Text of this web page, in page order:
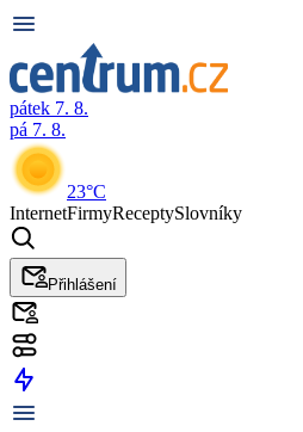
pátek 7. 8.
pá 7. 8.
23°C
InternetFirmyReceptySlovníky
Přihlášení